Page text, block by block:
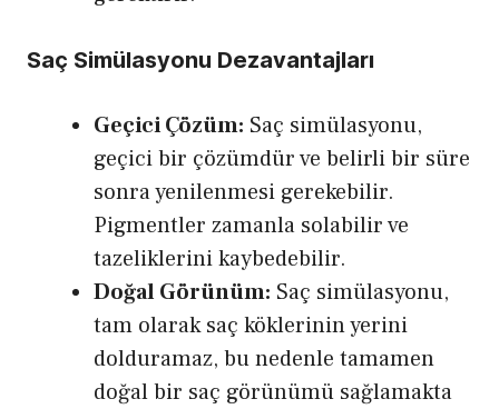
Saç Simülasyonu Dezavantajları
Geçici Çözüm: Saç simülasyonu,
geçici bir çözümdür ve belirli bir süre
sonra yenilenmesi gerekebilir.
Pigmentler zamanla solabilir ve
tazeliklerini kaybedebilir.
Doğal Görünüm: Saç simülasyonu,
tam olarak saç köklerinin yerini
dolduramaz, bu nedenle tamamen
doğal bir saç görünümü sağlamakta